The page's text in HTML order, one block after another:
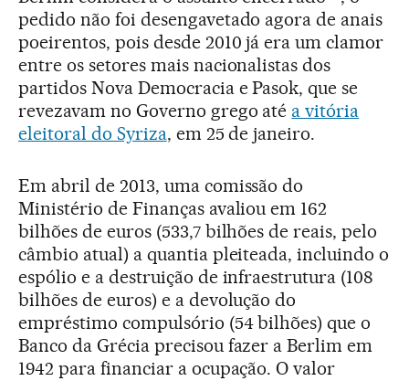
pedido não foi desengavetado agora de anais
poeirentos, pois desde 2010 já era um clamor
entre os setores mais nacionalistas dos
partidos Nova Democracia e Pasok, que se
revezavam no Governo grego até a vitória
eleitoral do Syriza, em 25 de janeiro.
Em abril de 2013, uma comissão do
Ministério de Finanças avaliou em 162
bilhões de euros (533,7 bilhões de reais, pelo
câmbio atual) a quantia pleiteada, incluindo o
espólio e a destruição de infraestrutura (108
bilhões de euros) e a devolução do
empréstimo compulsório (54 bilhões) que o
Banco da Grécia precisou fazer a Berlim em
1942 para financiar a ocupação. O valor